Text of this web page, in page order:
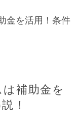
金を活用！条件
補助金を
！